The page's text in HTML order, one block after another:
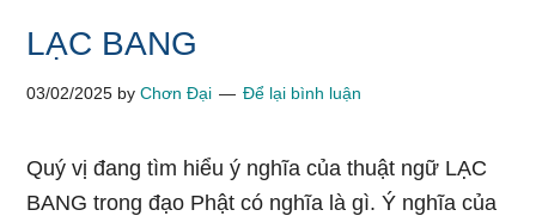
LẠC BANG
03/02/2025 byChơn Đại Để lại bình luận
Quý vị đang tìm hiểu ý nghĩa của thuật ngữ LẠC
BANG trong đạo Phật có nghĩa là gì. Ý nghĩa của